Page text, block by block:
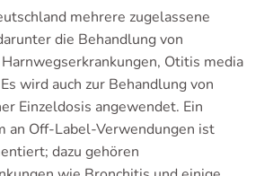
mehrere zugelassene
die Behandlung von
Otitis media
wird auch zur Behandlung von
Einzeldosis angewendet. Ein
an Off-Label-Verwendungen ist
dazu gehören